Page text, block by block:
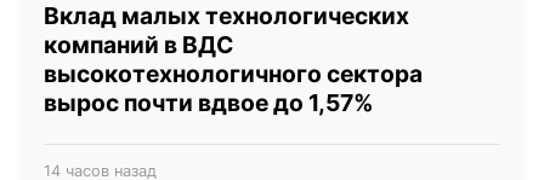
Вклад малых технологических
компаний в ВДС
высокотехнологичного сектора
вырос почти вдвое до 1,57%
14 часов назад